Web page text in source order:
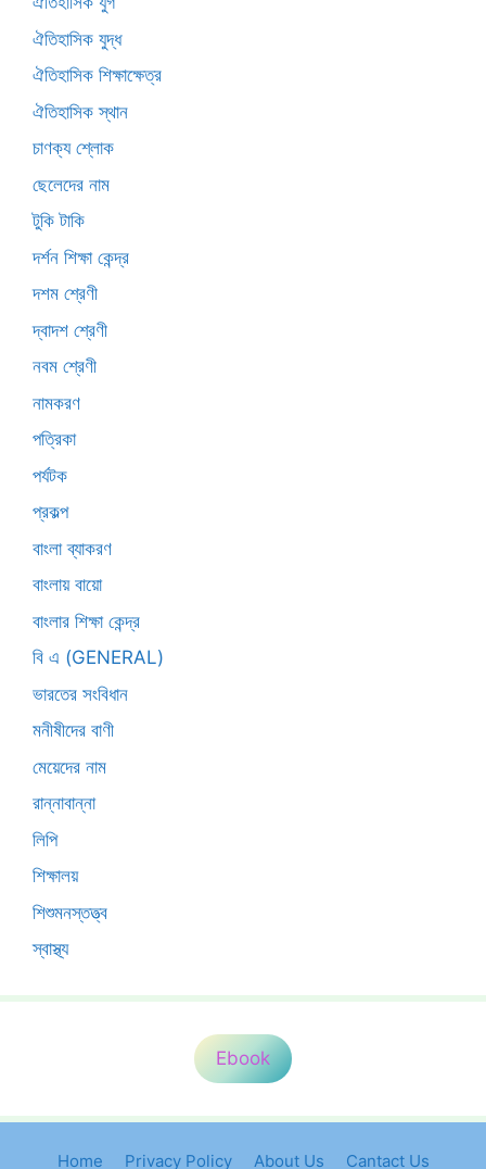
ঐতিহাসিক যুদ্ধ
ঐতিহাসিক শিক্ষাক্ষেত্র
ঐতিহাসিক স্থান
চাণক্য শ্লোক
ছেলেদের নাম
টুকি টাকি
দর্শন শিক্ষা কেন্দ্র
দশম শ্রেণী
দ্বাদশ শ্রেণী
নবম শ্রেণী
নামকরণ
পত্রিকা
পর্যটক
প্রকল্প
বাংলা ব্যাকরণ
বাংলায় বায়ো
বাংলার শিক্ষা কেন্দ্র
বি এ (GENERAL)
ভারতের সংবিধান
মনীষীদের বাণী
মেয়েদের নাম
রান্নাবান্না
লিপি
শিক্ষালয়
শিশুমনস্তত্ত্ব
স্বাস্থ্য
Ebook
Home Privacy Policy About Us Cantact Us